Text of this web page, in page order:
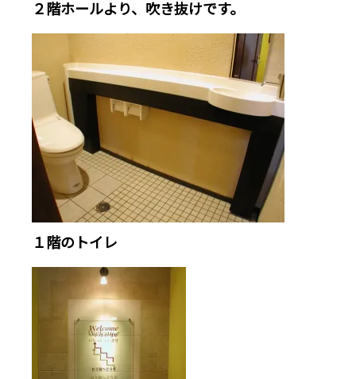
２階ホールより、吹き抜けです。
１階のトイレ